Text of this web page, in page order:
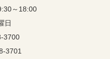
～18:00
日
3700
3701